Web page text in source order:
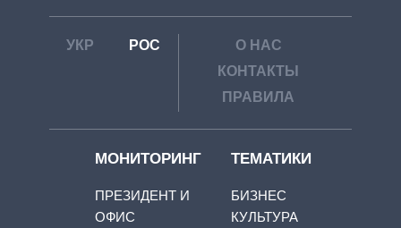
УКР РОС
О НАС
КОНТАКТЫ
ПРАВИЛА
МОНИТОРИНГ
ПРЕЗИДЕНТ И
ОФИС
ТЕМАТИКИ
БИЗНЕС
КУЛЬТУРА